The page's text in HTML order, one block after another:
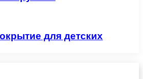
для детских